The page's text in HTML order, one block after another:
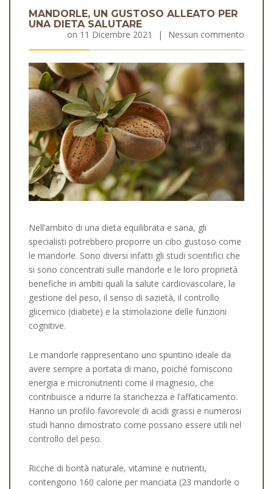
MANDORLE, UN GUSTOSO ALLEATO PER
UNA DIETA SALUTARE
on 11 Dicembre 2021 | Nessun commento
Nell’ambito di una dieta equilibrata e sana, gli
specialisti potrebbero proporre un cibo gustoso come
le mandorle. Sono diversi infatti gli studi scientifici che
si sono concentrati sulle mandorle e le loro proprietà
benefiche in ambiti quali la salute cardiovascolare, la
gestione del peso, il senso di sazietà, il controllo
glicemico (diabete) e la stimolazione delle funzioni
cognitive.
Le mandorle rappresentano uno spuntino ideale da
avere sempre a portata di mano, poiché forniscono
energia e micronutrienti come il magnesio, che
contribuisce a ridurre la stanchezza e l’affaticamento.
Hanno un profilo favorevole di acidi grassi e numerosi
studi hanno dimostrato come possano essere utili nel
controllo del peso.
Ricche di bontà naturale, vitamine e nutrienti,
contengono 160 calorie per manciata (23 mandorle o